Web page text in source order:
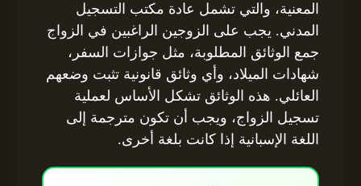
المعنية، والتي تشمل عادة مكتب التسجيل
المدني. يجب على الزوجين الراغبين في الزواج
جمع الوثائق المطلوبة، مثل جوازات السفر،
شهادات الميلاد، وأي وثائق قانونية تثبت وضعهم
العائلي. هذه الوثائق تشكل الأساس لعملية
تسجيل الزواج، ويجب أن تكون مترجمة إلى
اللغة الإسبانية إذا كانت بلغة أخرى.